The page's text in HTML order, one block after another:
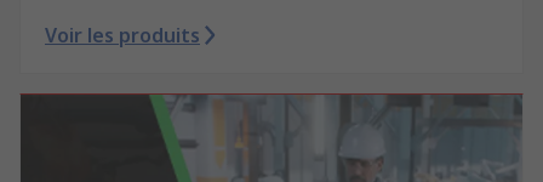
Voir les produits